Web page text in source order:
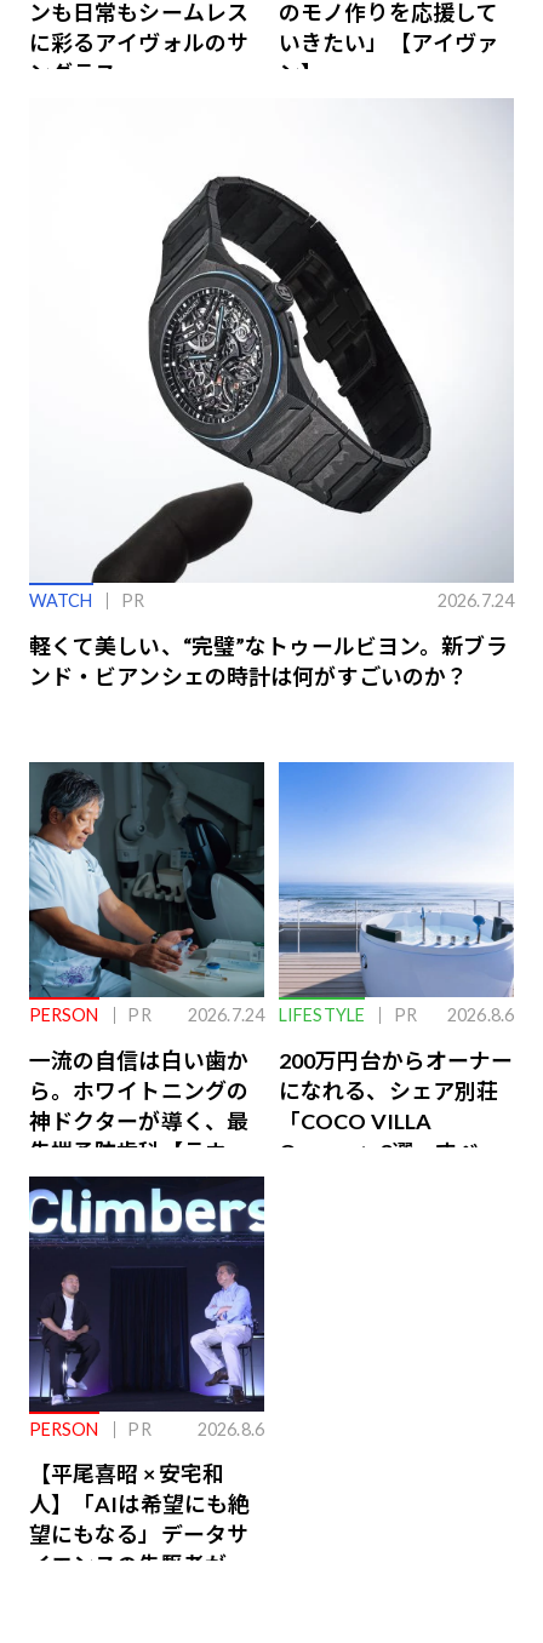
ンも日常もシームレス
に彩るアイヴォルのサ
ングラス
のモノ作りを応援して
いきたい」【アイヴァ
ン】
WATCH PR 2026.7.24
軽くて美しい、“完璧”なトゥールビヨン。新ブラ
ンド・ビアンシェの時計は何がすごいのか？
PERSON PR 2026.7.24
一流の自信は白い歯か
ら。ホワイトニングの
神ドクターが導く、最
先端予防歯科【ラウン
ジ会員特典あり】
LIFESTYLE PR 2026.8.6
200万円台からオーナー
になれる、シェア別荘
「COCO VILLA
Owners」3選。すべて
PERSON PR 2026.8.6
【平尾喜昭 × 安宅和
人】「AIは希望にも絶
望にもなる」データサ
イエンスの先駆者が語